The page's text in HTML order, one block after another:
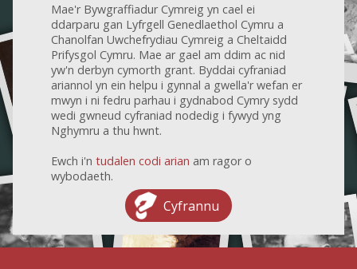
Mae'r Bywgraffiadur Cymreig yn cael ei
ddarparu gan Lyfrgell Genedlaethol Cymru a
Chanolfan Uwchefrydiau Cymreig a Cheltaidd
Prifysgol Cymru. Mae ar gael am ddim ac nid
yw'n derbyn cymorth grant. Byddai cyfraniad
ariannol yn ein helpu i gynnal a gwella'r wefan er
mwyn i ni fedru parhau i gydnabod Cymry sydd
wedi gwneud cyfraniad nodedig i fywyd yng
Nghymru a thu hwnt.
Ewch i'n tudalen codi arian am ragor o
wybodaeth.
Cyfrannu